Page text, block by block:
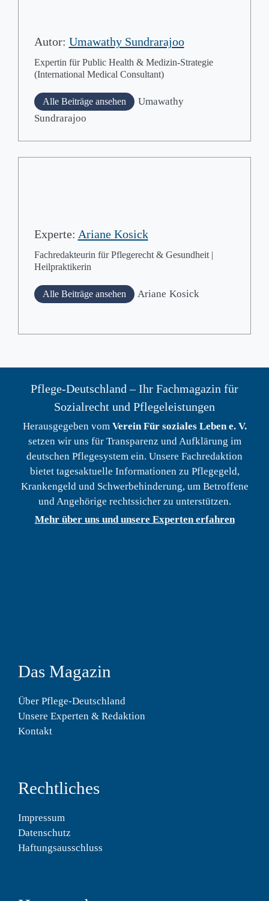
Autor: Umawathy Sundrarajoo
Expertin für Public Health & Medizin-Strategie
(International Medical Consultant)
Alle Beiträge ansehen
Umawathy
Sundrarajoo
Experte: Ariane Kosick
Fachredakteurin für Pflegerecht & Gesundheit |
Heilpraktikerin
Alle Beiträge ansehen Ariane Kosick
Pflege-Deutschland – Ihr Fachmagazin für
Sozialrecht und Pflegeleistungen
Herausgegeben vom Verein Für soziales Leben e. V.
setzen wir uns für Transparenz und Aufklärung im
deutschen Pflegesystem ein. Unsere Fachredaktion
bietet tagesaktuelle Informationen zu Pflegegeld,
Krankengeld und Schwerbehinderung, um Betroffene
und Angehörige rechtssicher zu unterstützen.
Mehr über uns und unsere Experten erfahren
Das Magazin
Über Pflege-Deutschland
Unsere Experten & Redaktion
Kontakt
Rechtliches
Impressum
Datenschutz
Haftungsausschluss